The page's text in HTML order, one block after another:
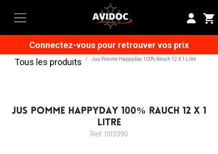
Connectez-vous pour retrouver vos prix
Tous les produits
Jus Pomme Happyday 100% Rauch 12 X 1 Litre
JUS POMME HAPPYDAY 100% RAUCH 12 X 1
LITRE
Ref: 003390